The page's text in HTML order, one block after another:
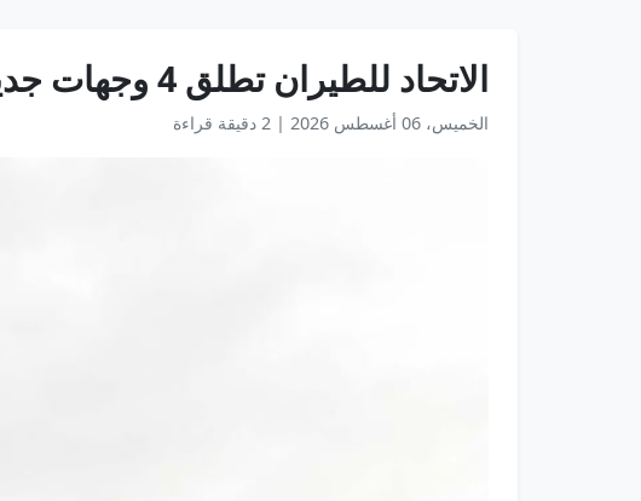
الاتحاد للطيران تطلق 4 وجهات جديدة وتعيد تشغيل 5 خطوط موسمية في أضخم صيف لها
الخميس، 06 أغسطس 2026 | 2 دقيقة قراءة